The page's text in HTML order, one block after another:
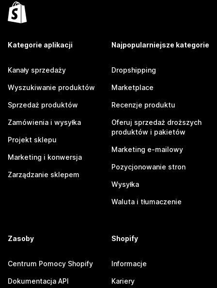
Kategorie aplikacji
Kanały sprzedaży
Wyszukiwanie produktów
Sprzedaż produktów
Zamówienia i wysyłka
Projekt sklepu
Marketing i konwersja
Zarządzanie sklepem
Najpopularniejsze kategorie
Dropshipping
Marketplace
Recenzje produktu
Oferuj sprzedaż droższych
produktów i pakietów
Marketing e-mailowy
Pozycjonowanie stron
Wysyłka
Waluta i tłumaczenie
Zasoby
Centrum Pomocy Shopify
Dokumentacja API
Shopify
Informacje
Kariery